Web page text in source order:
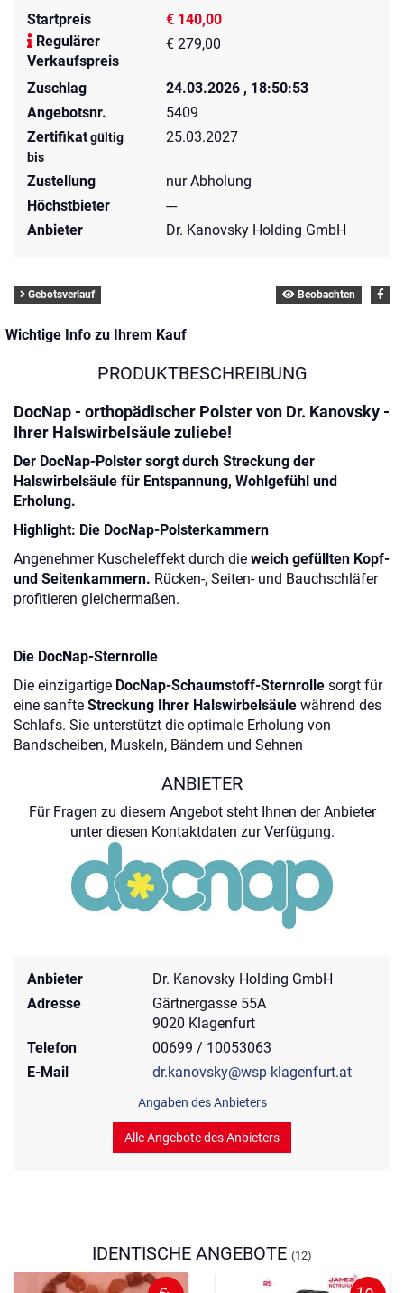
Startpreis
€ 140,00
Regulärer
Verkaufspreis
€ 279,00
Zuschlag
24.03.2026 , 18:50:53
Angebotsnr.
5409
Zertifikatgültig
bis
25.03.2027
Zustellung
nur Abholung
Höchstbieter
---
Anbieter
Dr. Kanovsky Holding GmbH
Gebotsverlauf Beobachten
Wichtige Info zu Ihrem Kauf
PRODUKTBESCHREIBUNG
DocNap - orthopädischer Polster von Dr. Kanovsky -
Ihrer Halswirbelsäule zuliebe!
Der DocNap-Polster sorgt durch Streckung der
Halswirbelsäule für Entspannung, Wohlgefühl und
Erholung.
Highlight: Die DocNap-Polsterkammern
Angenehmer Kuscheleffekt durch die weich gefüllten Kopf-
und Seitenkammern. Rücken-, Seiten- und Bauchschläfer
profitieren gleichermaßen.
Die DocNap-Sternrolle
Die einzigartige DocNap-Schaumstoff-Sternrolle sorgt für
eine sanfte Streckung Ihrer Halswirbelsäule während des
Schlafs. Sie unterstützt die optimale Erholung von
Bandscheiben, Muskeln, Bändern und Sehnen
ANBIETER
Für Fragen zu diesem Angebot steht Ihnen der Anbieter
unter diesen Kontaktdaten zur Verfügung.
Anbieter
Dr. Kanovsky Holding GmbH
Adresse
Gärtnergasse 55A
9020 Klagenfurt
Telefon
00699 / 10053063
E-Mail
dr.kanovsky@wsp-klagenfurt.at
Angaben des Anbieters
Alle Angebote des Anbieters
IDENTISCHE ANGEBOTE (12)